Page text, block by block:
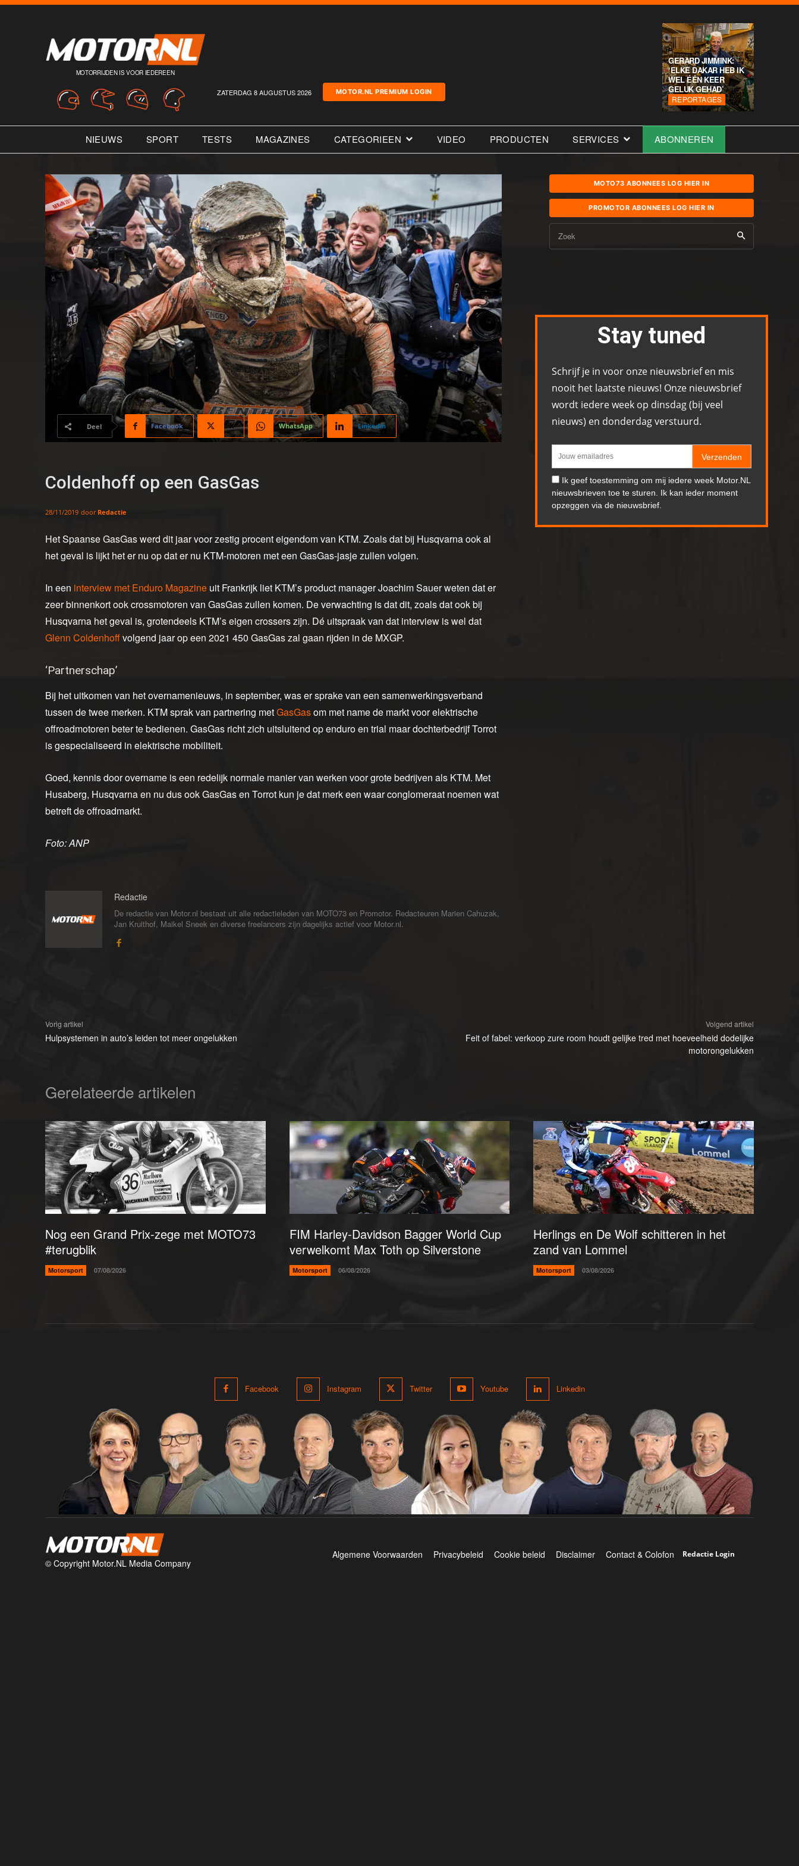
MOTORRIJDEN IS VOOR IEDEREEN
ZATERDAG 8 AUGUSTUS 2026 MOTOR.NL PREMIUM LOGIN
GERARD JIMMINK:
‘ELKE DAKAR HEB IK
WEL ÉÉN KEER
GELUK GEHAD’
REPORTAGES
NIEUWS SPORT TESTS MAGAZINES CATEGORIEEN VIDEO PRODUCTEN SERVICES ABONNEREN
Deel Facebook X WhatsApp Linkedin
Coldenhoff op een GasGas
28/11/2019 door Redactie
Het Spaanse GasGas werd dit jaar voor zestig procent eigendom van KTM. Zoals dat bij Husqvarna ook al
het geval is lijkt het er nu op dat er nu KTM-motoren met een GasGas-jasje zullen volgen.
In een interview met Enduro Magazine uit Frankrijk liet KTM’s product manager Joachim Sauer weten dat er
zeer binnenkort ook crossmotoren van GasGas zullen komen. De verwachting is dat dit, zoals dat ook bij
Husqvarna het geval is, grotendeels KTM’s eigen crossers zijn. Dé uitspraak van dat interview is wel dat
Glenn Coldenhoffvolgend jaar op een 2021 450 GasGas zal gaan rijden in de MXGP.
‘Partnerschap’
Bij het uitkomen van het overnamenieuws, in september, was er sprake van een samenwerkingsverband
tussen de twee merken. KTM sprak van partnering metGasGasom met name de markt voor elektrische
offroadmotoren beter te bedienen. GasGas richt zich uitsluitend op enduro en trial maar dochterbedrijf Torrot
is gespecialiseerd in elektrische mobiliteit.
Goed, kennis door overname is een redelijk normale manier van werken voor grote bedrijven als KTM. Met
Husaberg, Husqvarna en nu dus ook GasGas en Torrot kun je dat merk een waar conglomeraat noemen wat
betreft de offroadmarkt.
Foto: ANP
Redactie
De redactie van Motor.nl bestaat uit alle redactieleden van MOTO73 en Promotor. Redacteuren Marien Cahuzak,
Jan Kruithof, Maikel Sneek en diverse freelancers zijn dagelijks actief voor Motor.nl.
MOTO73 ABONNEES LOG HIER IN
PROMOTOR ABONNEES LOG HIER IN
Zoek
Stay tuned
Schrijf je in voor onze nieuwsbrief en mis
nooit het laatste nieuws! Onze nieuwsbrief
wordt iedere week op dinsdag (bij veel
nieuws) en donderdag verstuurd.
Verzenden
Ik geef toestemming om mij iedere week Motor.NL
nieuwsbrieven toe te sturen. Ik kan ieder moment
opzeggen via de nieuwsbrief.
Vorig artikel
Hulpsystemen in auto’s leiden tot meer ongelukken
Volgend artikel
Feit of fabel: verkoop zure room houdt gelijke tred met hoeveelheid dodelijke
motorongelukken
Gerelateerde artikelen
Nog een Grand Prix-zege met MOTO73
#terugblik
Motorsport 07/08/2026
FIM Harley-Davidson Bagger World Cup
verwelkomt Max Toth op Silverstone
Motorsport 06/08/2026
Herlings en De Wolf schitteren in het
zand van Lommel
Motorsport 03/08/2026
Facebook Instagram Twitter Youtube Linkedin
© Copyright Motor.NL Media Company
Algemene Voorwaarden Privacybeleid Cookie beleid Disclaimer Contact & Colofon Redactie Login